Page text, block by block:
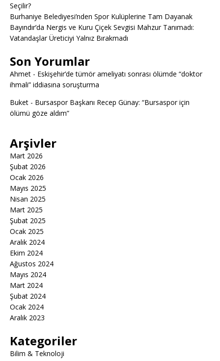
Seçilir?
Burhaniye Belediyesi’nden Spor Kulüplerine Tam Dayanak
Bayındır’da Nergis ve Kuru Çiçek Sevgisi Mahzur Tanımadı:
Vatandaşlar Üreticiyi Yalnız Bırakmadı
Son Yorumlar
Ahmet - Eskişehir’de tümör ameliyatı sonrası ölümde “doktor
ihmali” iddiasına soruşturma
Buket - Bursaspor Başkanı Recep Günay: “Bursaspor için
ölümü göze aldım”
Arşivler
Mart 2026
Şubat 2026
Ocak 2026
Mayıs 2025
Nisan 2025
Mart 2025
Şubat 2025
Ocak 2025
Aralık 2024
Ekim 2024
Ağustos 2024
Mayıs 2024
Mart 2024
Şubat 2024
Ocak 2024
Aralık 2023
Kategoriler
Bilim & Teknoloji